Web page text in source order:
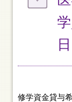
修学資金貸与